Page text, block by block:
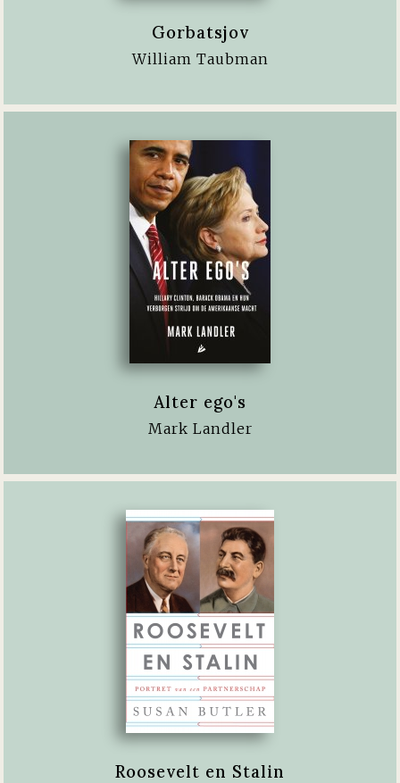
Gorbatsjov
William Taubman
Alter ego's
Mark Landler
Roosevelt en Stalin